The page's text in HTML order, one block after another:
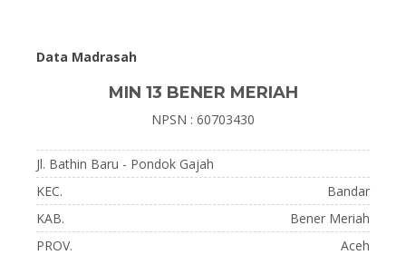
Data Madrasah
MIN 13 BENER MERIAH
NPSN : 60703430
Jl. Bathin Baru - Pondok Gajah
KEC.
Bandar
KAB.
Bener Meriah
PROV.
Aceh